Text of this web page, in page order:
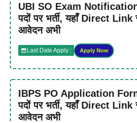
UBI SO Exam
पदों पर भर्ती, यहाँ Direct
आवेदन अभी
Last Date Apply : Apply Now
IBPS PO Application
पदों पर भर्ती, यहाँ Direct
आवेदन अभी